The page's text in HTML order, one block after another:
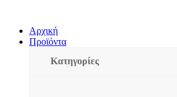
Αρχική
Προϊόντα
Κατηγορίες